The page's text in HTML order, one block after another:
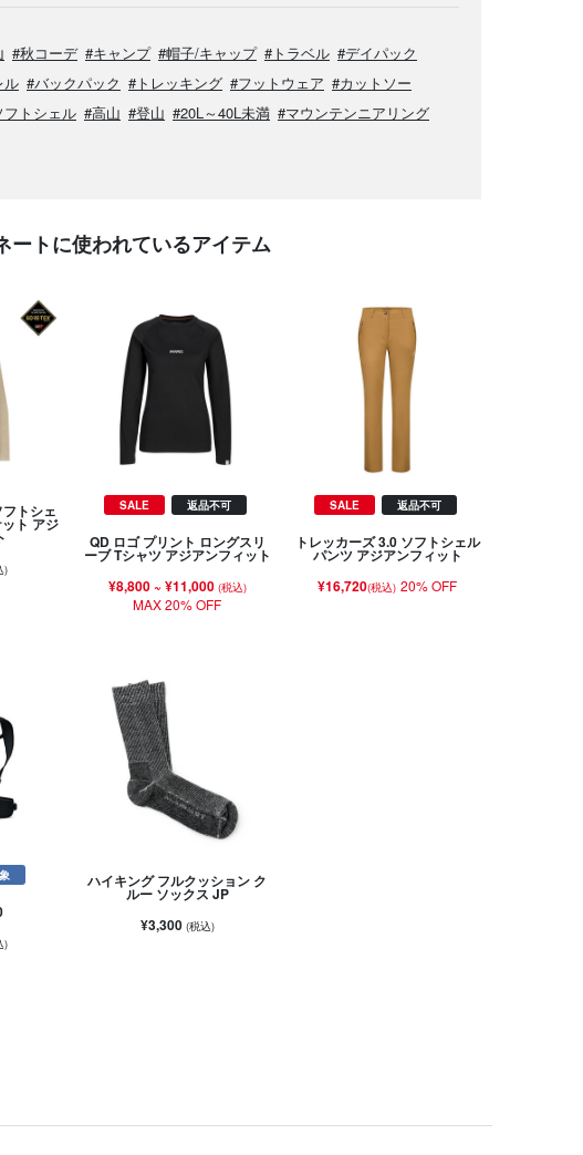
#秋コーデ #キャンプ #帽子/キャップ #トラベル #デイパック
ル #バックパック #トレッキング #フットウェア #カットソー
フトシェル #高山 #登山 #20L～40L未満 #マウンテンニアリング
ートに使われているアイテム
トシェ
ト アジ
)
SALE 返品不可
QD ロゴ プリント ロングスリ
ーブ Tシャツ アジアンフィット
¥8,800~ ¥11,000 (税込)
MAX 20% OFF
SALE 返品不可
トレッカーズ 3.0 ソフトシェル
パンツ アジアンフィット
¥16,720(税込) 20% OFF
)
ハイキング フルクッション ク
ルー ソックス JP
¥3,300 (税込)